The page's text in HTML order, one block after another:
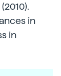
in
in